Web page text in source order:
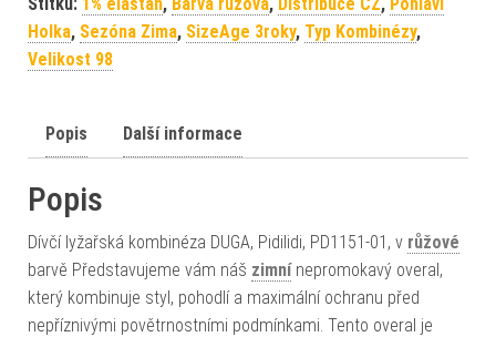
Holka, Sezóna Zima, SizeAge 3roky, Typ Kombinézy,
Velikost 98
Popis Další informace
Popis
Dívčí lyžařská kombinéza DUGA, Pidilidi, PD1151-01, v růžové
barvě Představujeme vám náš zimnínepromokavý overal,
který kombinuje styl, pohodlí a maximální ochranu před
nepříznivými povětrnostními podmínkami. Tento overal je